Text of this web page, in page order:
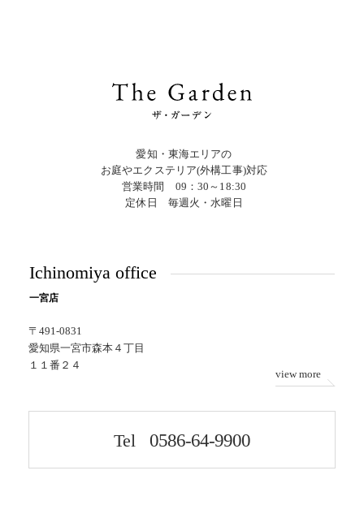
愛知・東海エリアの
お庭やエクステリア(外構工事)対応
営業時間 09：30～18:30
定休日 毎週火・水曜日
Ichinomiya office
一宮店
〒491-0831
愛知県一宮市森本４丁目
１１番２４
view more
Tel 0586-64-9900